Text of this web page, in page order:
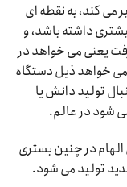
می کند، به نقطه ای
داشته باشد، و
یعنی می خواهد در
خواهد ذیل دستگاه
تولید دانش یا
شود در عالم.
در چنین بستری
تولید می شود.